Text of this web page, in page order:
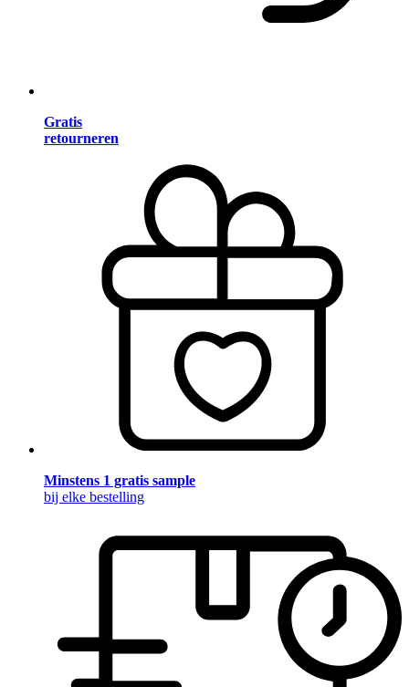
Gratis
retourneren
Minstens 1 gratis sample
bij elke bestelling